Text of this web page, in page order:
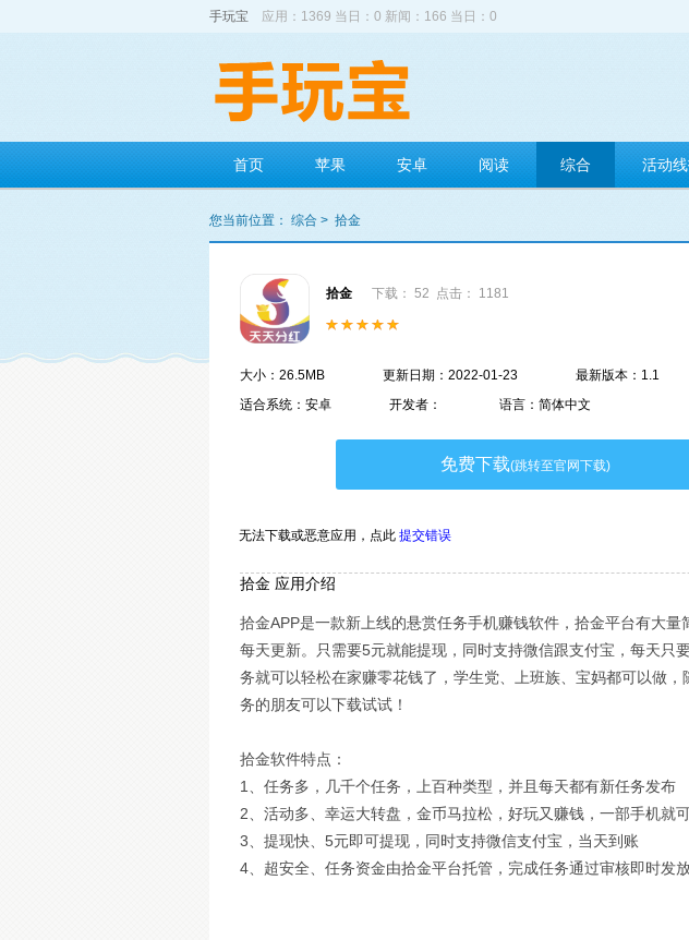
手玩宝 应用：1369 当日：0 新闻：166 当日：0
首页 苹果 安卓 阅读 综合 活动
您当前位置： 综合 > 拾金
拾金 下载： 52 点击： 1181
大小：26.5MB 更新日期：2022-01-23
最新版本：1.1
适合系统：安卓
开发者： 语言：简体中文
免费下载(跳转至官网下载)
无法下载或恶意应用， 点此 提交错误
拾金 应用介绍
拾金APP是一款新上线的悬赏任务手机赚钱软件，拾金平台有大量
每天更新。只需要5元就能提现，同时支持微信跟支付宝，每天只
务就可以轻松在家赚零花钱了，学生党、上班族、宝妈都可以做
务的朋友可以下载试试！
拾金软件特点：
1、任务多，几千个任务，上百种类型，并且每天都有新任务发布
2、活动多、幸运大转盘，金币马拉松，好玩又赚钱，一部手机就
3、提现快、5元即可提现，同时支持微信支付宝，当天到账
4、超安全、任务资金由拾金平台托管，完成任务通过审核即时发